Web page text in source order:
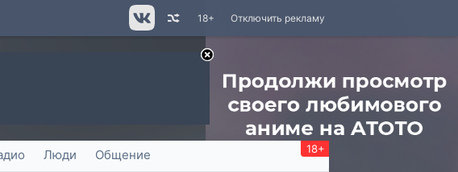
Отключить рекламу
18+
Люди Общение 18+